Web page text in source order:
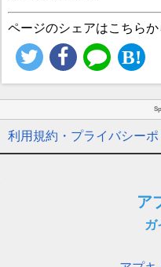
ページのシェアはこちらか
利用規約・プライバシーポ
ア
ガ